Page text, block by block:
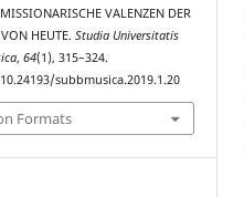
VALENZEN DER
HEUTE.Studia Universitatis
,64(1), 315–324.
subbmusica.2019.1.20
Formats